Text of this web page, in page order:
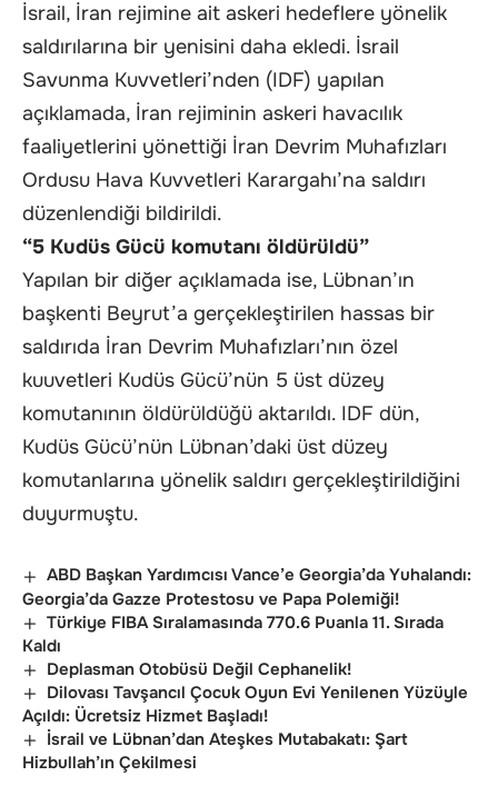
İsrail, İran rejimine ait askeri hedeflere yönelik
saldırılarına bir yenisini daha ekledi. İsrail
Savunma Kuvvetleri’nden (IDF) yapılan
açıklamada, İran rejiminin askeri havacılık
faaliyetlerini yönettiği İran Devrim Muhafızları
Ordusu Hava Kuvvetleri Karargahı’na saldırı
düzenlendiği bildirildi.
“5 Kudüs Gücü komutanı öldürüldü”
Yapılan bir diğer açıklamada ise, Lübnan’ın
başkenti Beyrut’a gerçekleştirilen hassas bir
saldırıda İran Devrim Muhafızları’nın özel
kuuvetleri Kudüs Gücü’nün 5 üst düzey
komutanının öldürüldüğü aktarıldı. IDF dün,
Kudüs Gücü’nün Lübnan’daki üst düzey
komutanlarına yönelik saldırı gerçekleştirildiğini
duyurmuştu.
ABD Başkan Yardımcısı Vance’e Georgia’da Yuhalandı:
Georgia’da Gazze Protestosu ve Papa Polemiği!
Türkiye FIBA Sıralamasında 770.6 Puanla 11. Sırada
Kaldı
Deplasman Otobüsü Değil Cephanelik!
Dilovası Tavşancıl Çocuk Oyun Evi Yenilenen Yüzüyle
Açıldı: Ücretsiz Hizmet Başladı!
İsrail ve Lübnan’dan Ateşkes Mutabakatı: Şart
Hizbullah’ın Çekilmesi